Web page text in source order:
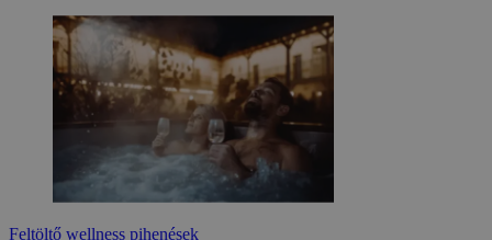
Feltöltő wellness pihenések